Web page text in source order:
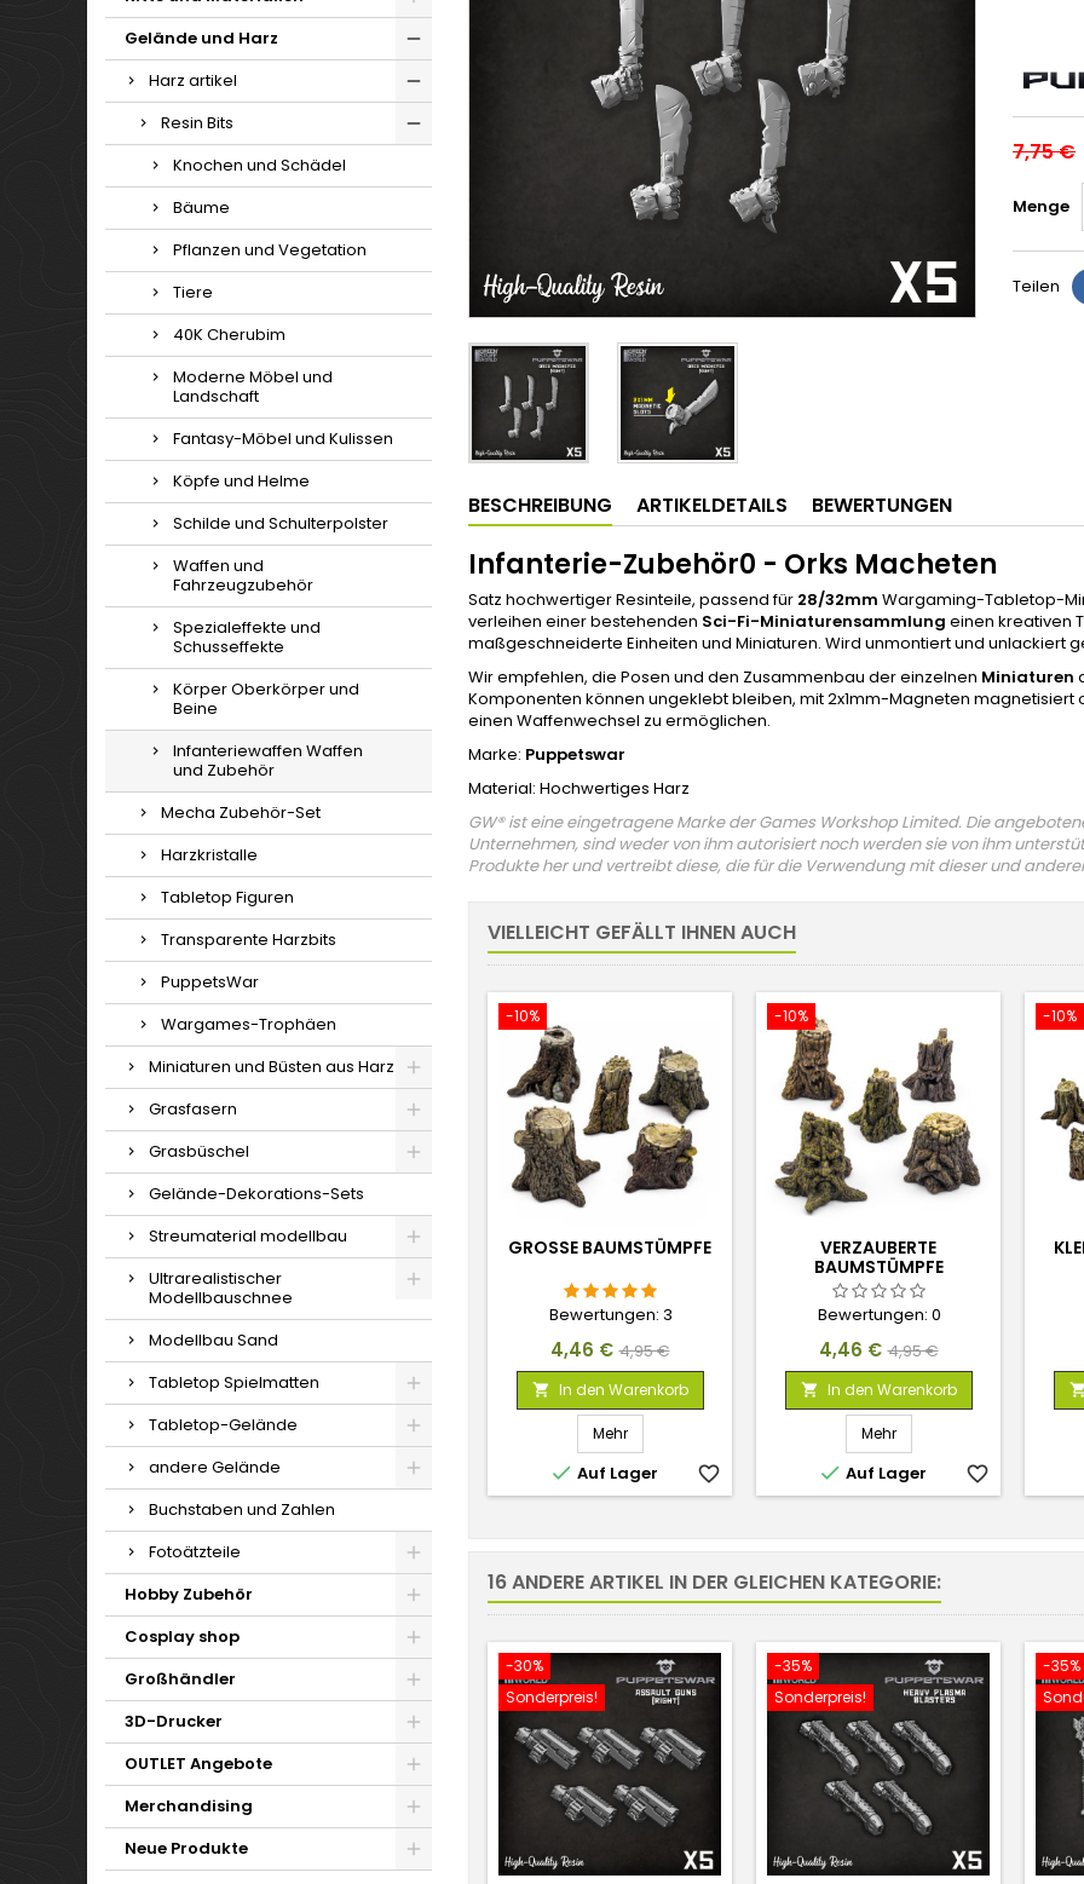
Gelände und Harz
Harz artikel
Resin Bits
Knochen und Schädel
Bäume
Pflanzen und Vegetation
Tiere
40K Cherubim
Moderne Möbel und
Landschaft
Fantasy-Möbel und Kulissen
Köpfe und Helme
Schilde und Schulterpolster
Waffen und
Fahrzeugzubehör
Spezialeffekte und
Schusseffekte
Körper Oberkörper und
Beine
Infanteriewaffen Waffen
und Zubehör
Mecha Zubehör-Set
Harzkristalle
Tabletop Figuren
Transparente Harzbits
PuppetsWar
Wargames-Trophäen
Miniaturen und Büsten aus Harz
Grasfasern
Grasbüschel
Gelände-Dekorations-Sets
Streumaterial modellbau
Ultrarealistischer
Modellbauschnee
Modellbau Sand
Tabletop Spielmatten
Tabletop-Gelände
andere Gelände
Buchstaben und Zahlen
Fotoätzteile
Hobby Zubehör
Cosplay shop
Großhändler
3D-Drucker
OUTLET Angebote
Merchandising
Neue Produkte
7,75 €
Menge
Teilen
BESCHREIBUNG ARTIKELDETAILS BEWERTUNGEN
Infanterie-Zubehör0 - Orks Macheten
Satz hochwertiger Resinteile, passend für 28/32mm Wargaming-Tabletop-
verleihen einer bestehenden Sci-Fi-Miniaturensammlung einen kreativen
maßgeschneiderte Einheiten und Miniaturen. Wird unmontiert und unlackiert
Wir empfehlen, die Posen und den Zusammenbau der einzelnen Miniaturen
Komponenten können ungeklebt bleiben, mit 2x1mm-Magneten
einen Waffenwechsel zu ermöglichen.
Marke: Puppetswar
Material: Hochwertiges Harz
GW® ist eine eingetragene Marke der Games Workshop Limited. Die
Unternehmen, sind weder von ihm autorisiert noch werden sie von ihm
Produkte her und vertreibt diese, die für die Verwendung mit dieser und
VIELLEICHT GEFÄLLT IHNEN AUCH
-10%
GROSSE BAUMSTÜMPFE
Bewertungen: 3
Preis
4,46 € Verkaufspreis
4,95 €
 In den Warenkorb
Mehr
 Auf Lager favorite_border
-10%
VERZAUBERTE
BAUMSTÜMPFE
Bewertungen: 0
Preis
4,46 € Verkaufspreis
4,95 €
 In den Warenkorb
Mehr
 Auf Lager favorite_border
-10%

16 ANDERE ARTIKEL IN DER GLEICHEN KATEGORIE:
-30%
Sonderpreis!
-35%
Sonderpreis!
-35%